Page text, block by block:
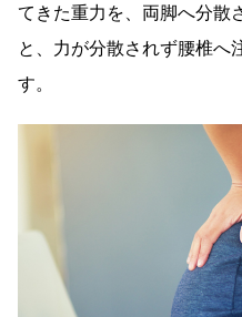
てきた重力を、両脚へ分散
と、力が分散されず腰椎へ
す。